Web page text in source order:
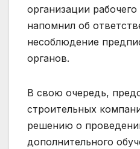
организации
напомнил об
несоблюдение
органов.
В свою очередь,
строительных
решению о
дополнительного